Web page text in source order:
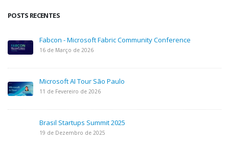
POSTS RECENTES
Fabcon - Microsoft Fabric Community Conference
16 de Março de 2026
Microsoft AI Tour São Paulo
11 de Fevereiro de 2026
Brasil Startups Summit 2025
19 de Dezembro de 2025